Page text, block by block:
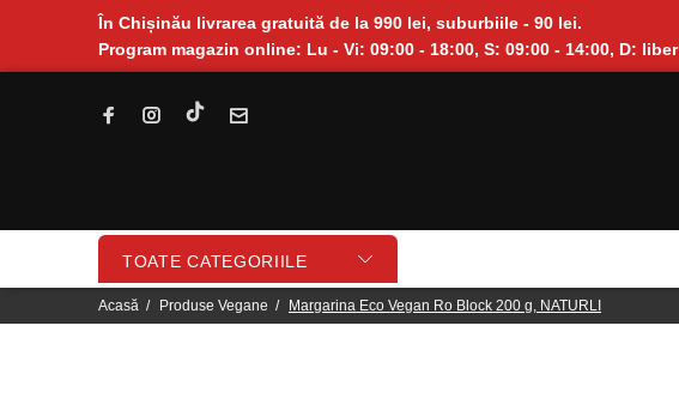
În Chișinău livrarea gratuită de la 990 lei, suburbiile - 90 lei.
Program magazin online: Lu - Vi: 09:00 - 18:00, S: 09:00 - 14:00, D: liber
TOATE CATEGORIILE
Acasă Produse Vegane Margarina Eco Vegan Ro Block 200 g, NATURLI